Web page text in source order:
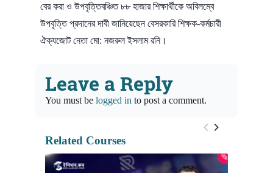
বের করা ও উপবৃত্তিবঞ্চিত ৮৮ হাজার শিক্ষার্থীকে অবিলম্বে
উপবৃত্তি প্রদানের দাবী জানিয়েছেন বেসরকারি শিক্ষক-কর্মচারী
ঐক্যজোট নেতা মো: নজরুল ইসলাম রনি।
Leave a Reply
You must be logged in to post a comment.
Related Courses